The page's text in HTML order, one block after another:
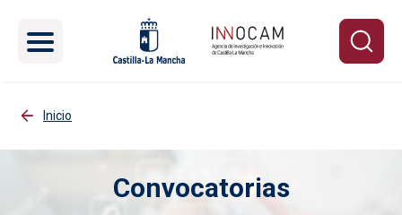
Inicio
Convocatorias